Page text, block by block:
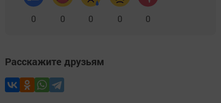
0 0 0 0 0
Расскажите друзьям